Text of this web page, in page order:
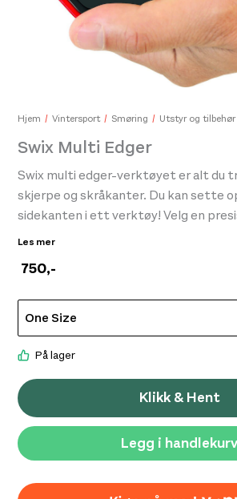
Black Diamond Angle Piton #4 1 In
Hjem Vintersport Smøring Utstyr og
Swix Multi Edger
750,-
Swix multi edger-verktøyet er alt du
skjerpe og skråkanter. Du kan sette
sidekanten i ett verktøy! Velg en
til 5 grader og 0,5 til 1,0 grader på
sidekantvinkelen. Vi legger til en
tilgivende og skråkanter sidekanten
hard snø og is.
På lager
Klikk & Hent
Legg i handlekurv
Les mer